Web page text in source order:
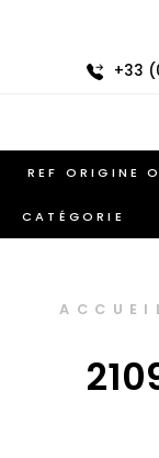
+33
CATÉGORIE